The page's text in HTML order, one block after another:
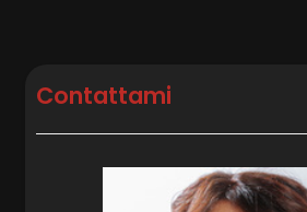
Contattami